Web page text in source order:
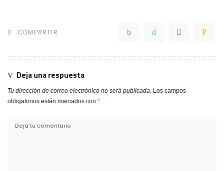
COMPARTIR
Deja una respuesta
Tu dirección de correo electrónico no será publicada. Los campos
obligatorios están marcados con *